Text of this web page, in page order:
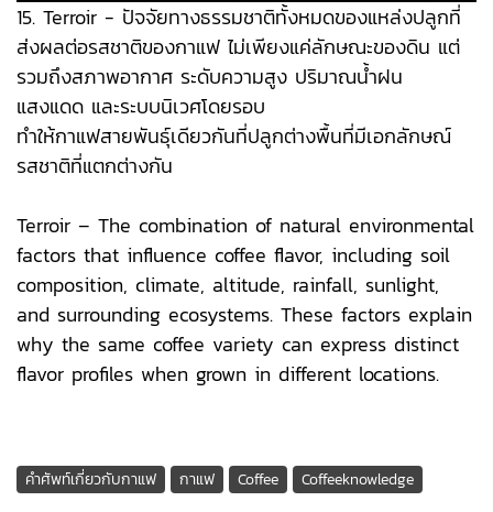
15. Terroir - ปัจจัยทางธรรมชาติทั้งหมดของแหล่งปลูกที่
ส่งผลต่อรสชาติของกาแฟ ไม่เพียงแค่ลักษณะของดิน แต่
รวมถึงสภาพอากาศ ระดับความสูง ปริมาณน้ำฝน
แสงแดด และระบบนิเวศโดยรอบ
ทำให้กาแฟสายพันธุ์เดียวกันที่ปลูกต่างพื้นที่มีเอกลักษณ์
รสชาติที่แตกต่างกัน
Terroir – The combination of natural environmental
factors that influence coffee flavor, including soil
composition, climate, altitude, rainfall, sunlight,
and surrounding ecosystems. These factors explain
why the same coffee variety can express distinct
flavor profiles when grown in different locations.
คำศัพท์เกี่ยวกับกาแฟ กาแฟ Coffee Coffeeknowledge